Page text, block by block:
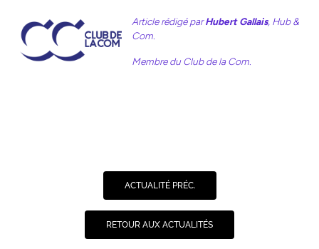
Article rédigé parHubert Gallais, Hub &
Com.
Membre du Club de la Com.
ACTUALITÉ PRÉC.
RETOUR AUX ACTUALITÉS